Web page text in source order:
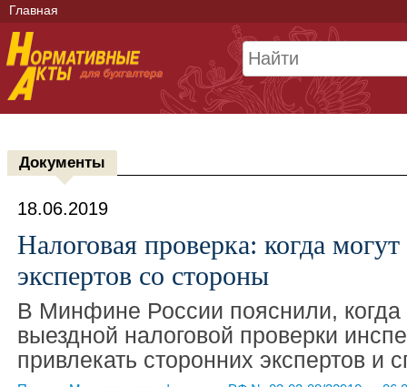
Главная
Документы
18.06.2019
Налоговая проверка: когда
экспертов со стороны
В Минфине России пояснили, когда
выездной налоговой проверки
привлекать сторонних экспертов и